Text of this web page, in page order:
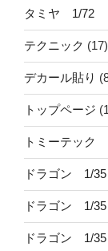
タミヤ 1/72
テクニック (17)
デカール貼り
トップページ
トミーテック
ドラゴン 1/
ドラゴン 1/
ドラゴン 1/